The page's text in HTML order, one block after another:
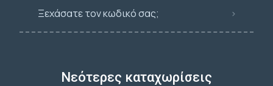
Ξεχάσατε τον κωδικό σας;
Νεότερες καταχωρίσεις